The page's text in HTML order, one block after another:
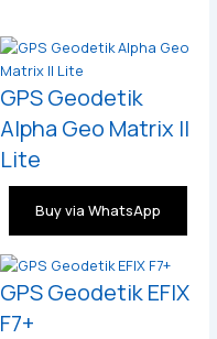
GPS Geodetik
Alpha Geo Matrix II
Lite
Buy via WhatsApp
GPS Geodetik EFIX
F7+